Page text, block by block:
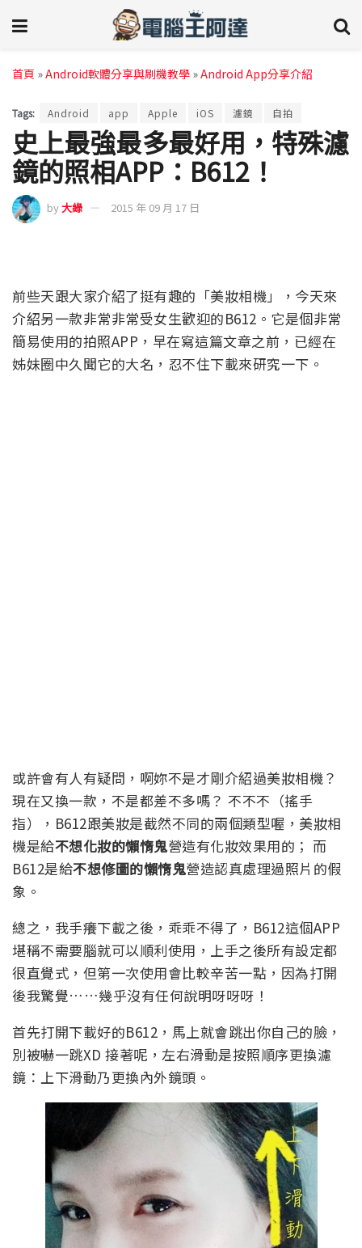
首頁 »Android軟體分享與刷機教學 »Android App分享介紹
Tags: Android app Apple iOS 濾鏡 自拍
史上最強最多最好用，特殊濾
鏡的照相APP：B612！
by大綠 2015 年 09 月 17 日
前些天跟大家介紹了挺有趣的「美妝相機」，今天來
介紹另一款非常非常受女生歡迎的B612。它是個非常
簡易使用的拍照APP，早在寫這篇文章之前，已經在
姊妹圈中久聞它的大名，忍不住下載來研究一下。
或許會有人有疑問，啊妳不是才剛介紹過美妝相機？
現在又換一款，不是都差不多嗎？ 不不不（搖手
指），B612跟美妝是截然不同的兩個類型喔，美妝相
機是給不想化妝的懶惰鬼營造有化妝效果用的； 而
B612是給不想修圖的懶惰鬼營造認真處理過照片的假
象。
總之，我手癢下載之後，乖乖不得了，B612這個APP
堪稱不需要腦就可以順利使用，上手之後所有設定都
很直覺式，但第一次使用會比較辛苦一點，因為打開
後我驚覺……幾乎沒有任何說明呀呀呀！
首先打開下載好的B612，馬上就會跳出你自己的臉，
別被嚇一跳XD 接著呢，左右滑動是按照順序更換濾
鏡：上下滑動乃更換內外鏡頭。